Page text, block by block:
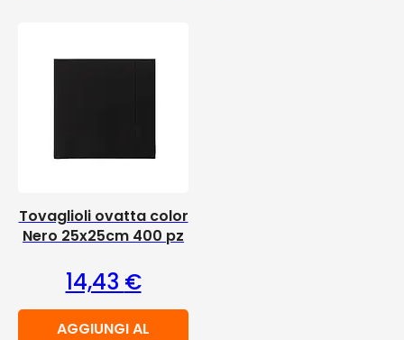
Tovaglioli ovatta color
Nero 25x25cm 400 pz
14,43 €
AGGIUNGI AL